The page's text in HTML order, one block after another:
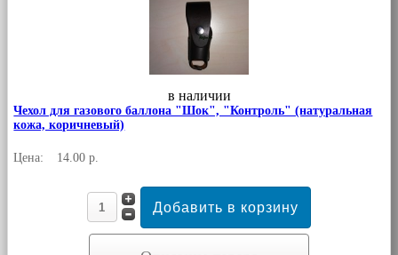
в наличии
Чехол для газового баллона "Шок", "Контроль" (натуральная
кожа, коричневый)
Цена: 14.00 р.